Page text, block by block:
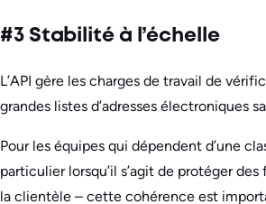
#3 Stabilité à l’échelle
L’API gère les charges de travail de
grandes listes d’adresses électroniques
Pour les équipes qui dépendent d’une
particulier lorsqu’il s’agit de protéger
la clientèle – cette cohérence est